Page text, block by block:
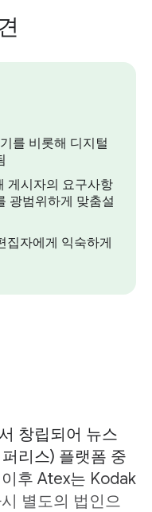
를 비롯해 디지털
게시자의 요구사항
광범위하게 맞춤설
집자에게 익숙하게
창립되어 뉴스
리스) 플랫폼 중
후 Atex는 Kodak
별도의 법인으